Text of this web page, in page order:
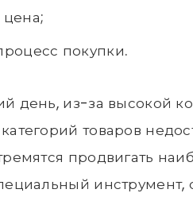
покупки.
день, из-за высокой
товаров
продвигать